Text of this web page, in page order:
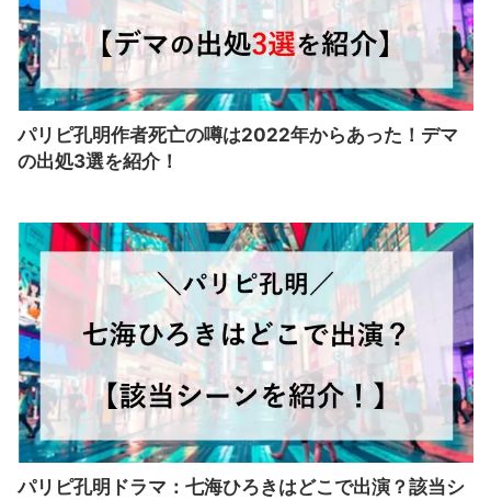
パリピ孔明作者死亡の噂は2022年からあった！デマ
の出処3選を紹介！
パリピ孔明ドラマ：七海ひろきはどこで出演？該当シ